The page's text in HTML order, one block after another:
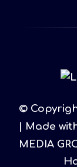
©
| Made
MEDIA